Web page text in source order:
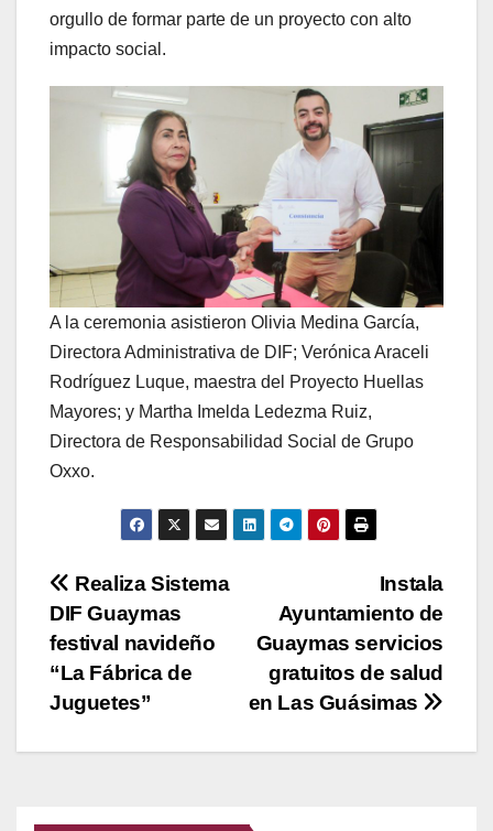
orgullo de formar parte de un proyecto con alto
impacto social.
A la ceremonia asistieron Olivia Medina García,
Directora Administrativa de DIF; Verónica Araceli
Rodríguez Luque, maestra del Proyecto Huellas
Mayores; y Martha Imelda Ledezma Ruiz,
Directora de Responsabilidad Social de Grupo
Oxxo.
Navegación
de
entradas
Instala
Ayuntamiento de
Guaymas servicios
gratuitos de salud
en Las Guásimas
Realiza Sistema
DIF Guaymas
festival navideño
“La Fábrica de
Juguetes”